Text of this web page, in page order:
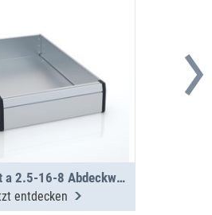
Jumbo-Unit a 2.5-16-8 Abdeckwanne
entdecken